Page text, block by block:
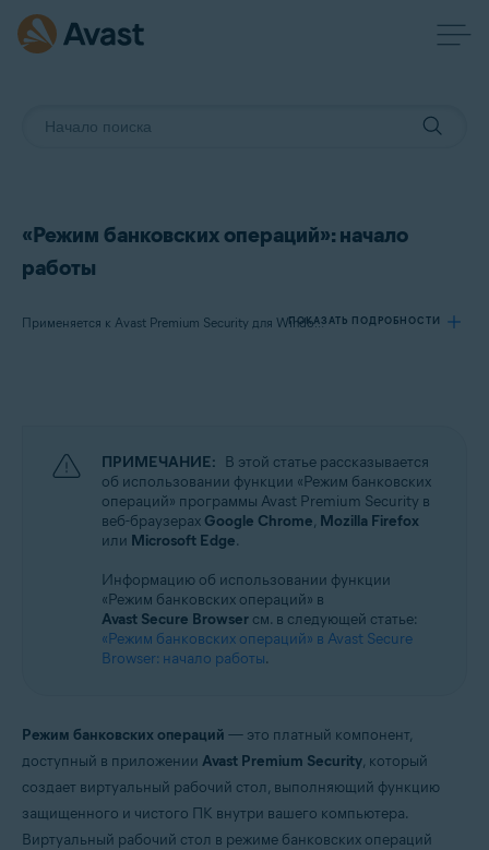
«Режим банковских операций»: начало
работы
Применяется к Avast Premium Security для Windows
ПОКАЗАТЬ ПОДРОБНОСТИ
Операционные системы:
Microsoft Windows 11 Home / Pro / Enterprise / Education
Microsoft Windows 10 Home / Pro / Enterprise / Education — 32- или 64-
разрядная версия
Microsoft Windows 8 / Pro / Enterprise — 32- или 64-разрядная версия
Microsoft Windows 7 Home Basic / Home Premium / Professional /
Enterprise / Ultimate — SP 1 с обновлением Convenient Rollup, 32- или
64-разрядная версия
ПРИМЕЧАНИЕ: В этой статье рассказывается
об использовании функции «Режим банковских
операций» программы Avast Premium Security в
веб-браузерах Google Chrome, Mozilla Firefox
или Microsoft Edge.
Информацию об использовании функции
«Режим банковских операций» в
Avast Secure Browser см. в следующей статье:
«Режим банковских операций» в Avast Secure
Browser: начало работы.
Режим банковских операций — это платный компонент,
доступный в приложении Avast Premium Security, который
создает виртуальный рабочий стол, выполняющий функцию
защищенного и чистого ПК внутри вашего компьютера.
Виртуальный рабочий стол в режиме банковских операций